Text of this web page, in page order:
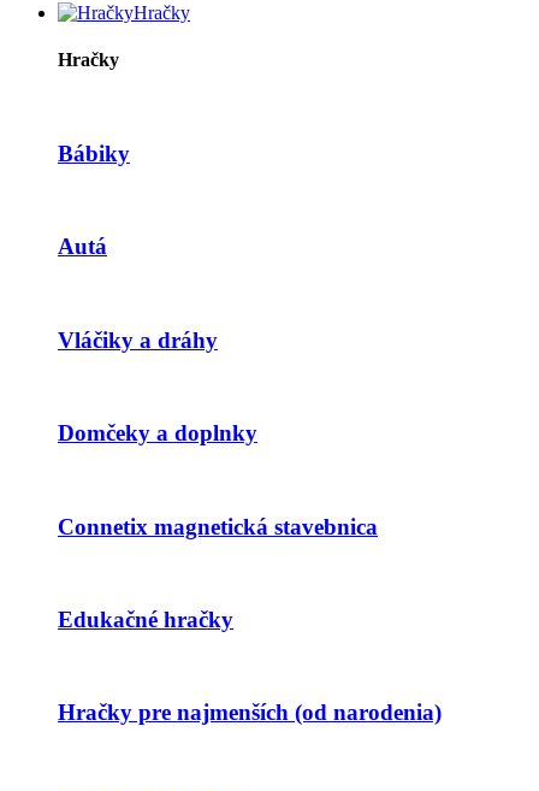
Hračky
Hračky
Bábiky
Autá
Vláčiky a dráhy
Domčeky a doplnky
Connetix magnetická stavebnica
Edukačné hračky
Hračky pre najmenších (od narodenia)